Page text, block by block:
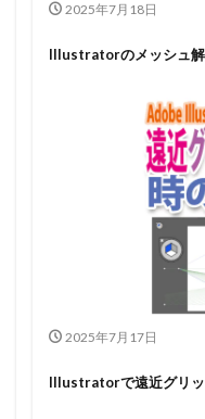
2025年7月18日
Illustratorのメッシュ解
2025年7月17日
Illustratorで遠近グリッ